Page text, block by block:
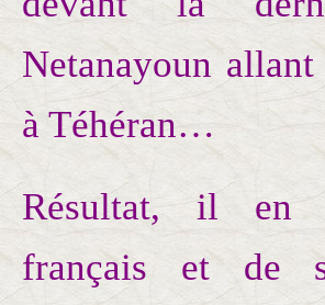
Netanayoun
à Téhéran…
Résultat, il en
français et de